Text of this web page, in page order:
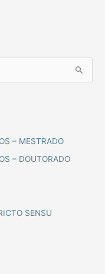
– MESTRADO
– DOUTORADO
SENSU